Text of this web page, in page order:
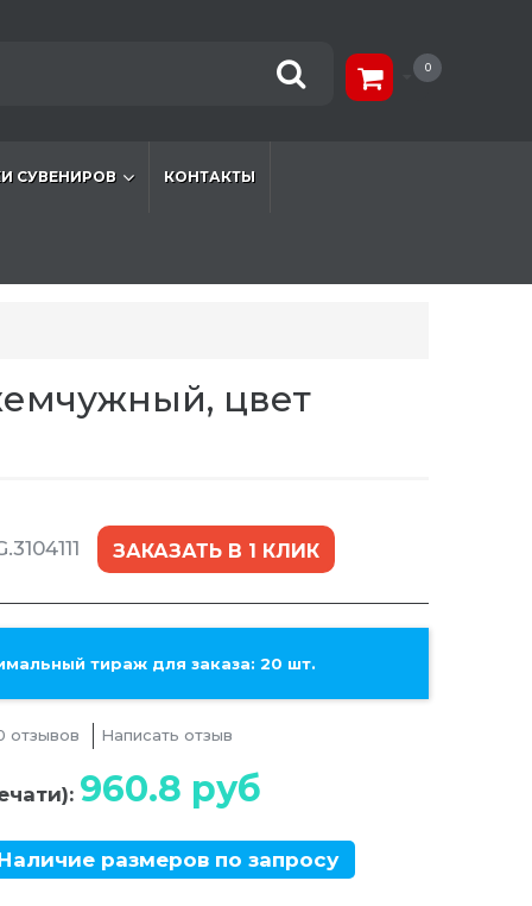
0
СУВЕНИРОВ КОНТАКТЫ
цвет
ЗАКАЗАТЬ В 1 КЛИК
тираж для заказа: 20 шт.
отзывов Написать отзыв
960.8 руб
размеров по запросу